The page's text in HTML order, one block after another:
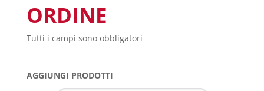
ORDINE
Tutti i campi sono obbligatori
AGGIUNGI PRODOTTI